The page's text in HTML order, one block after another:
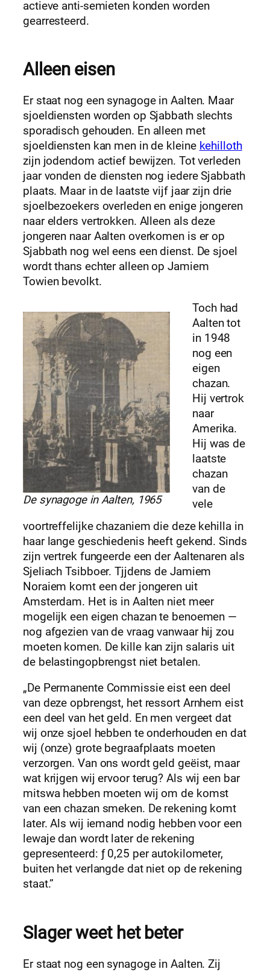
actieve anti-semieten konden worden
gearresteerd.
Alleen eisen
Er staat nog een synagoge in Aalten. Maar
sjoeldiensten worden op Sjabbath slechts
sporadisch gehouden. En alleen met
sjoeldiensten kan men in de kleine kehilloth
zijn jodendom actief bewijzen. Tot verleden
jaar vonden de diensten nog iedere Sjabbath
plaats. Maar in de laatste vijf jaar zijn drie
sjoelbezoekers overleden en enige jongeren
naar elders vertrokken. Alleen als deze
jongeren naar Aalten overkomen is er op
Sjabbath nog wel eens een dienst. De sjoel
wordt thans echter alleen op Jamiem
Towien bevolkt.
De synagoge in Aalten, 1965
Toch had
Aalten tot
in 1948
nog een
eigen
chazan.
Hij vertrok
naar
Amerika.
Hij was de
laatste
chazan
van de
vele
voortreffelijke chazaniem die deze kehilla in
haar lange geschiedenis heeft gekend. Sinds
zijn vertrek fungeerde een der Aaltenaren als
Sjeliach Tsibboer. Tjjdens de Jamiem
Noraiem komt een der jongeren uit
Amsterdam. Het is in Aalten niet meer
mogelijk een eigen chazan te benoemen —
nog afgezien van de vraag vanwaar hij zou
moeten komen. De kille kan zijn salaris uit
de belastingopbrengst niet betalen.
„De Permanente Commissie eist een deel
van deze opbrengst, het ressort Arnhem eist
een deel van het geld. En men vergeet dat
wij onze sjoel hebben te onderhouden en dat
wij (onze) grote begraafplaats moeten
verzorgen. Van ons wordt geld geëist, maar
wat krijgen wij ervoor terug? Als wij een bar
mitswa hebben moeten wij om de komst
van een chazan smeken. De rekening komt
later. Als wij iemand nodig hebben voor een
lewaje dan wordt later de rekening
gepresenteerd: ƒ 0,25 per autokilometer,
buiten het verlangde dat niet op de rekening
staat.”
Slager weet het beter
Er staat nog een synagoge in Aalten. Zij